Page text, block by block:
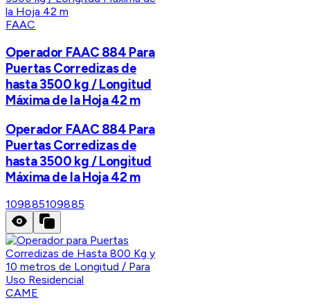
FAAC
Operador FAAC 884 Para
Puertas Corredizas de
hasta 3500 kg / Longitud
Máxima de la Hoja 42 m
Operador FAAC 884 Para
Puertas Corredizas de
hasta 3500 kg / Longitud
Máxima de la Hoja 42 m
109885109885
CAME